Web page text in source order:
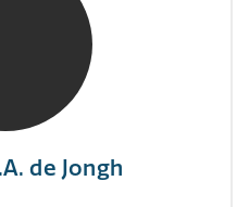
de Jongh
Expert
succes, you need to